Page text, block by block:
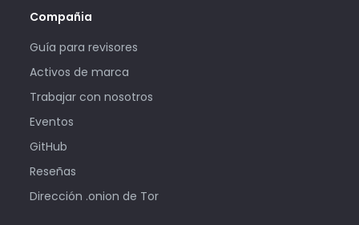
Compañia
Guía para revisores
Activos de marca
Trabajar con nosotros
Eventos
GitHub
Reseñas
Dirección .onion de Tor